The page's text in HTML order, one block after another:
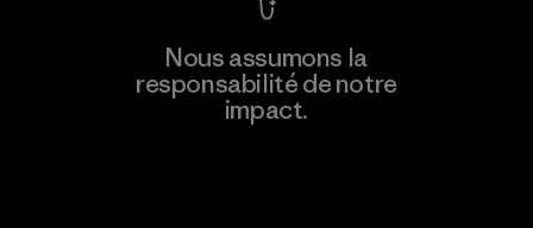
plusNous assumons la
responsabilité de notre
impact.